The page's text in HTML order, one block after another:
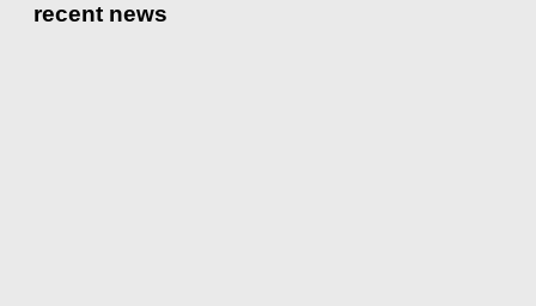
recent news